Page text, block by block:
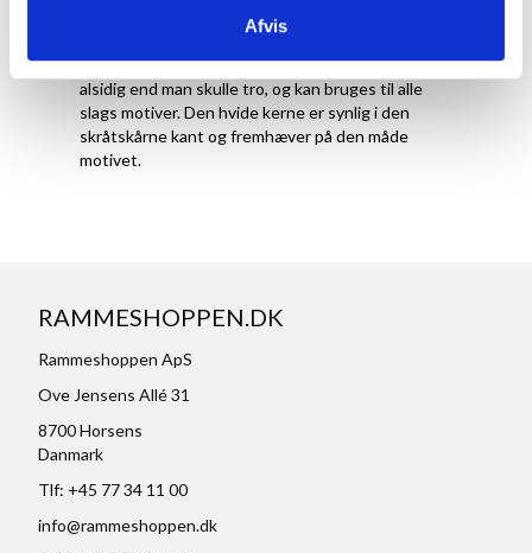
Afvis
Forsiden af passepartout'en er matsort, hvilket
motivet i billedet. Den sorte farve er meget mere
alsidig end man skulle tro, og kan bruges til alle
slags motiver. Den hvide kerne er synlig i den
skråtskårne kant og fremhæver på den måde
motivet.
RAMMESHOPPEN.DK
Rammeshoppen ApS
Ove Jensens Allé 31
8700 Horsens
Danmark
Tlf: +45 77 34 11 00
info@rammeshoppen.dk